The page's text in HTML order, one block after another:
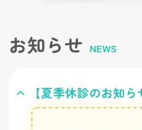
お知らせ NEWS
【夏季休診のお知ら